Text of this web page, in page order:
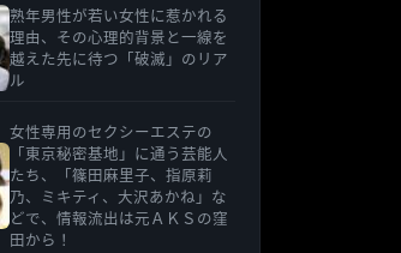
熟年男性が若い女性に惹かれる
理由、その心理的背景と一線を
越えた先に待つ「破滅」のリア
ル
女性専用のセクシーエステの
「東京秘密基地」に通う芸能人
たち、「篠田麻里子、指原莉
乃、ミキティ、大沢あかね」な
どで、情報流出は元ＡＫＳの窪
田から！